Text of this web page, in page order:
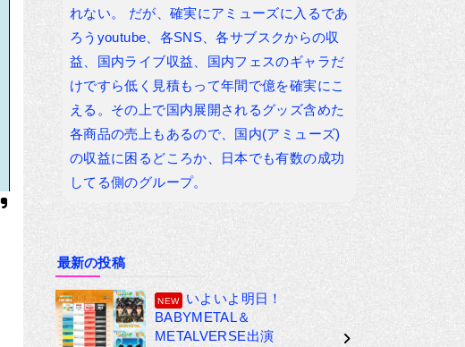
れない。 だが、確実にアミューズに入るであ
ろうyoutube、各SNS、各サブスクからの収
益、国内ライブ収益、国内フェスのギャラだ
けですら低く見積もって年間で億を確実にこ
える。その上で国内展開されるグッズ含めた
各商品の売上もあるので、国内(アミューズ)
の収益に困るどころか、日本でも有数の成功
してる側のグループ。
最新の投稿
いよいよ明日！
BABYMETAL＆
METALVERSE出演